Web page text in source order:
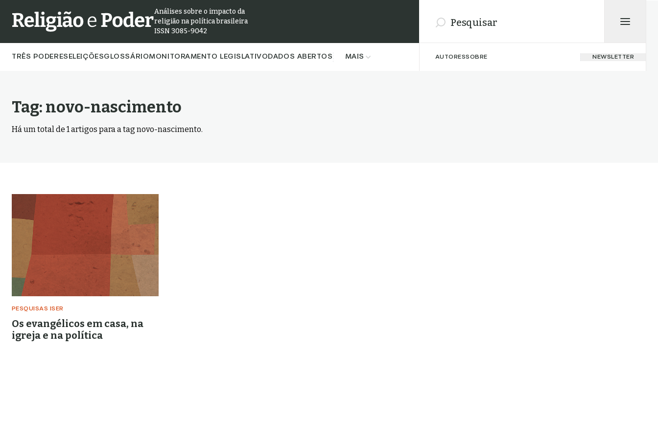
Análises sobre o impacto da
religião na política brasileira
ISSN 3085-9042
TRÊS PODERES ELEIÇÕESGLOSSÁRIOMONITORAMENTO LEGISLATIVO DADOS ABERTOS MAIS AUTORESSOBRE NEWSLETTER
Tag: novo-nascimento
Há um total de 1artigos para a tag novo-nascimento.
PESQUISAS ISER
Os evangélicos em casa, na
igreja e na política